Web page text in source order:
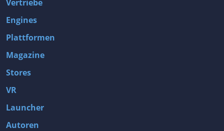
Vertriebe
Engines
Plattformen
Magazine
Stores
VR
Launcher
Autoren